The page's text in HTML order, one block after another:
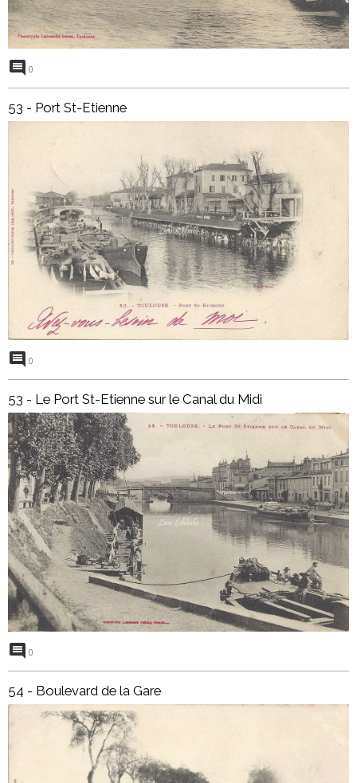
0
53 - Port St-Etienne
0
53 - Le Port St-Etienne sur le Canal du Midi
0
54 - Boulevard de la Gare